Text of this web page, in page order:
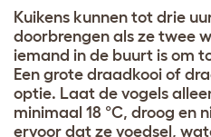
Kuikens kunnen tot drie
doorbrengen als ze twee
iemand in de buurt is om
Een grote draadkooi of
optie. Laat de vogels
minimaal 18 °C, droog en
ervoor dat ze voedsel,